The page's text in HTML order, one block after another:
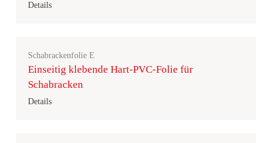
Details
Schabrackenfolie E
Einseitig klebende Hart-PVC-Folie für
Schabracken
Details